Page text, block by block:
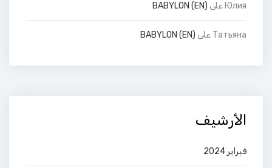
Юлия على (EN) BABYLON
Татьяна على (EN) BABYLON
الأرشيف
فبراير 2024